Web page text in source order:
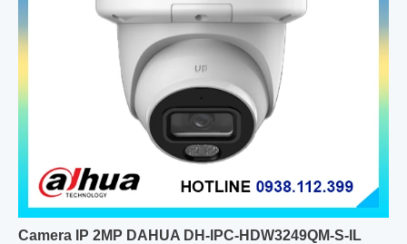
Camera IP 2MP DAHUA DH-IPC-HDW3249QM-S-IL